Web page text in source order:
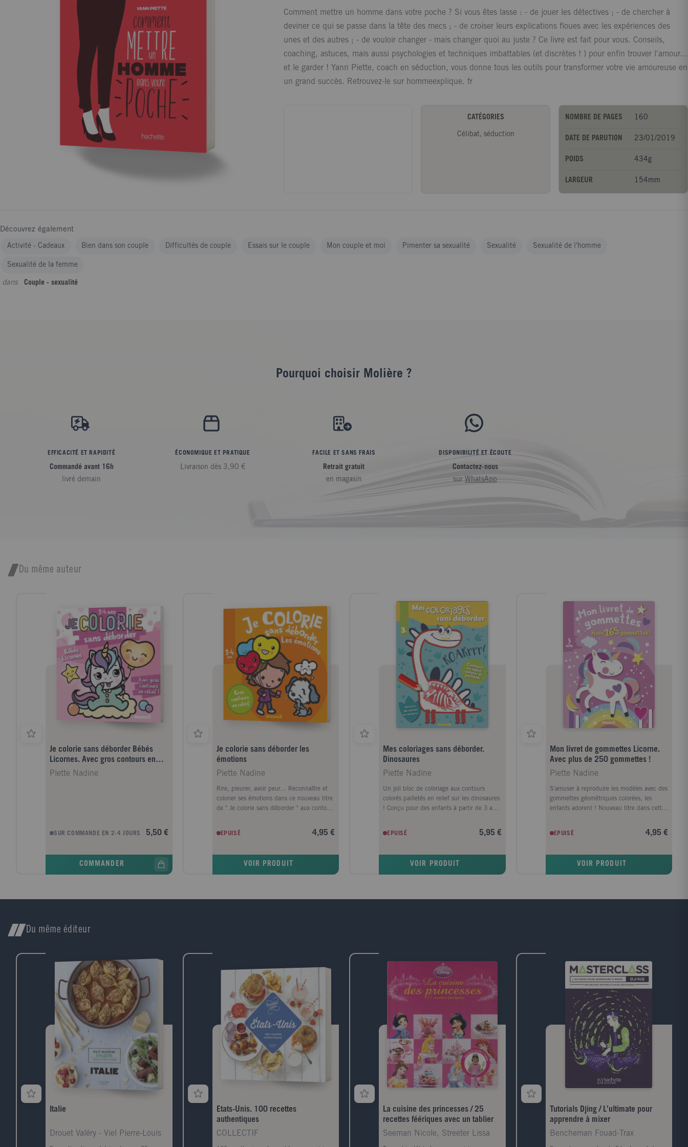
Comment mettre un homme dans votre poche ? Si vous êtes lasse : - de jouer les détectives ; - de chercher à
deviner ce qui se passe dans la tête des mecs ; - de croiser leurs explications floues avec les expériences des
unes et des autres ; - de vouloir changer - mais changer quoi au juste ? Ce livre est fait pour vous. Conseils,
coaching, astuces, mais aussi psychologies et techniques imbattables (et discrètes ! ) pour enfin trouver l'amour...
et le garder ! Yann Piette, coach en séduction, vous donne tous les outils pour transformer votre vie amoureuse en
un grand succès. Retrouvez-le sur hommeexplique. fr
CATÉGORIES
Célibat, séduction
NOMBRE DE PAGES 160
DATE DE PARUTION 23/01/2019
POIDS 434g
LARGEUR 154mm
Découvrez également
Activité - Cadeaux Bien dans son couple Difficultés de couple Essais sur le couple Mon couple et moi Pimenter sa sexualité Sexualité Sexualité de l'homme
Sexualité de la femme
dans Couple - sexualité
Pourquoi choisir Molière ?
EFFICACITÉ ET RAPIDITÉ
Commandé avant 16h
livré demain
ÉCONOMIQUE ET PRATIQUE
Livraison dès 3,90 €
FACILE ET SANS FRAIS
Retrait gratuit
en magasin
DISPONIBILITÉ ET ÉCOUTE
Contactez-nous
sur WhatsApp
Du même auteur
Je colorie sans déborder Bébés
Licornes. Avec gros contours en
relief !
Piette Nadine
SUR COMMANDE EN 2-4 JOURS 5,50 €
COMMANDER
Je colorie sans déborder les
émotions
Piette Nadine
Rire, pleurer, avoir peur... Reconnaître et
colorier ses émotions dans ce nouveau titre
de " Je colorie sans déborder " aux contours
mains. Sur le thème des émotions, chaque
dessin est serti d'un gros trait pailleté en
EPUISÉ 4,95 €
VOIR PRODUIT
Mes coloriages sans déborder.
Dinosaures
Piette Nadine
Un joli bloc de coloriage aux contours
colorés pailletés en relief sur les dinosaures
! Conçu pour des enfants à partir de 3 ans,
apprendre à colorier sans déborder tout en
petits vont s'amuser à colorier, tout en
découvrant des petits dessins surprises.
EPUISÉ 5,95 €
VOIR PRODUIT
Mon livret de gommettes Licorne.
Avec plus de 250 gommettes !
Piette Nadine
S'amuser à reproduire les modèles avec des
gommettes géométriques colorées, les
enfants adorent ! Nouveau titre dans cette
colorier et à compléter avec 265 gommettes
de formes et de couleurs différentes. Un
EPUISÉ 4,95 €
VOIR PRODUIT
Du même éditeur
Italie
Drouet Valéry - Viel Pierre-Louis
Etats-Unis. 100 recettes
authentiques
COLLECTIF
La cuisine des princesses / 25
recettes féériques avec un tablier
Seeman Nicole, Streeter Lissa
Tutorials Djing / L'ultimate pour
apprendre à mixer
Bencheman Fouad-Trax